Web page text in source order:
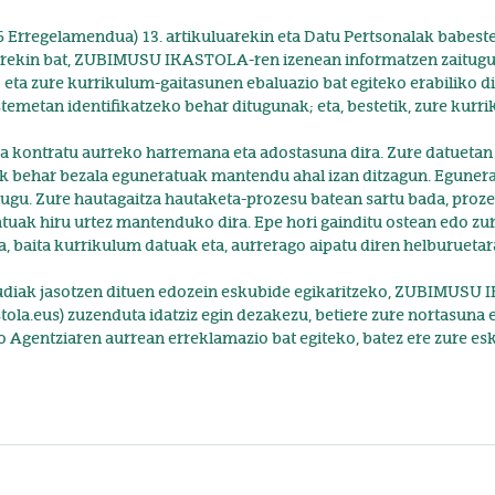
13. artikuluarekin eta Datu Pertsonalak
bat, ZUBIMUSU IKASTOLA-ren izenean informatzen
zure kurrikulum-gaitasunen ebaluazio bat egiteko erabiliko
identifikatzeko behar ditugunak; eta, bestetik, zure
aurreko harremana eta adostasuna dira. Zure
bezala eguneratuak mantendu ahal izan ditzagun.
Zure hautagaitza hautaketa-prozesu batean sartu bada,
hiru urtez mantenduko dira. Epe hori gainditu ostean edo
baita kurrikulum datuak eta, aurrerago aipatu diren
jasotzen dituen edozein eskubide egikaritzeko, ZUBIMUSU
zuzenduta idatziz egin dezakezu, betiere zure nortasuna
aurrean erreklamazio bat egiteko, batez ere zure